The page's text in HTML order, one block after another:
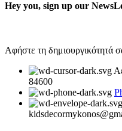
Hey you, sign up our
Αφήστε τη δημιουργικότητά
84600